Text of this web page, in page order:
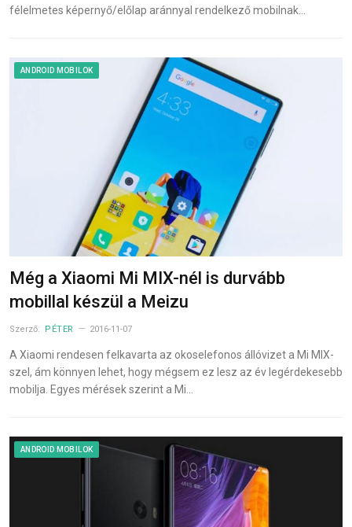
félelmetes képernyő/előlap aránnyal rendelkező mobilnak…
ANDROID MOBILOK
Még a Xiaomi Mi MIX-nél is durvább
mobillal készül a Meizu
Szerző: PÉTER 2016-11-07
A Xiaomi rendesen felkavarta az okoselefonos állóvizet a Mi MIX-
szel, ám könnyen lehet, hogy mégsem ez lesz az év legérdekesebb
mobilja. Egyes mérések szerint a Mi…
ANDROID MOBILOK